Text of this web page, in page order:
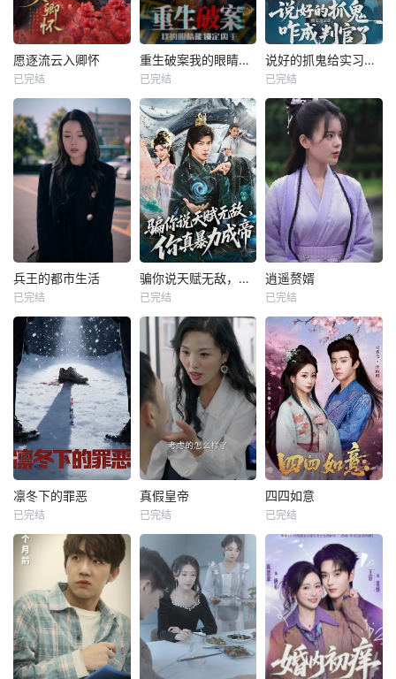
愿逐流云入卿怀
已完结
重生破案我的眼睛能锁定凶手
已完结
说好的抓鬼给实习证明，咋成判官了
已完结
兵王的都市生活
已完结
骗你说天赋无敌，你真暴力成帝
已完结
逍遥赘婿
已完结
凛冬下的罪恶
已完结
真假皇帝
已完结
四四如意
已完结